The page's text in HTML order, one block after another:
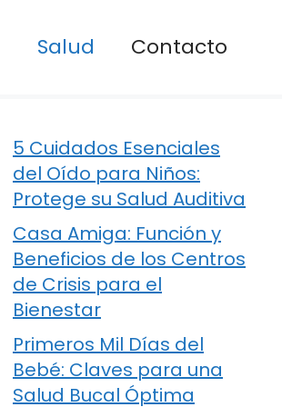
Salud Contacto
5 Cuidados Esenciales
del Oído para Niños:
Protege su Salud Auditiva
Casa Amiga: Función y
Beneficios de los Centros
de Crisis para el
Bienestar
Primeros Mil Días del
Bebé: Claves para una
Salud Bucal Óptima